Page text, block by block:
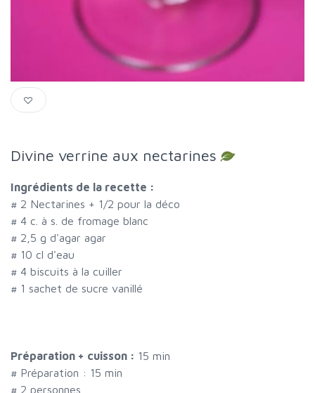
Divine verrine aux nectarines
Ingrédients de la recette :
# 2 Nectarines + 1/2 pour la déco
# 4 c. à s. de fromage blanc
# 2,5 g d'agar agar
# 10 cl d'eau
# 4 biscuits à la cuiller
# 1 sachet de sucre vanillé
Préparation + cuisson : 15 min
# Préparation : 15 min
# 2 personnes